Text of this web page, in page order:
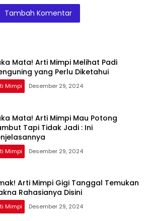
Teman Ternyata
Ini Artinya
Menurut Pakar
Ini Penjelasannya
Tambah Komentar
Mata! Arti Mimpi Melihat Padi
Menguning yang Perlu Diketahui
Mimpi Desember 29, 2024
Mata! Arti Mimpi Mau Potong
Tapi Tidak Jadi : Ini
Mimpi Desember 29, 2024
Arti Mimpi Gigi Tanggal Temukan
Rahasianya Disini
Mimpi Desember 29, 2024